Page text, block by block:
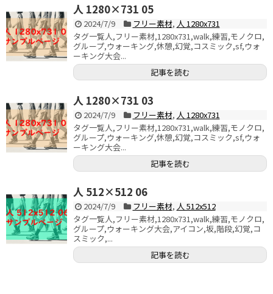
人 1280×731 05
2024/7/9 フリー素材, 人 1280x731
タグ一覧人,フリー素材,1280x731,walk,練習,モノクロ,
グループ,ウォーキング,休憩,幻覚,コスミック,sf,ウォ
ーキング大会...
記事を読む
人 1280×731 03
2024/7/9 フリー素材, 人 1280x731
タグ一覧人,フリー素材,1280x731,walk,練習,モノクロ,
グループ,ウォーキング,休憩,幻覚,コスミック,sf,ウォ
ーキング大会...
記事を読む
人 512×512 06
2024/7/9 フリー素材, 人 512x512
タグ一覧人,フリー素材,1280x731,walk,練習,モノクロ,
グループ,ウォーキング大会,アイコン,坂,階段,幻覚,コ
スミック,...
記事を読む